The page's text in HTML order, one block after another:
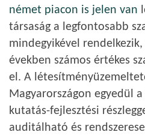
német piacon is jelen van
társaság a legfontosabb
mindegyikével
években számos értékes
el. A
Magyarországon egyedül
kutatás-fejlesztési
auditálható és